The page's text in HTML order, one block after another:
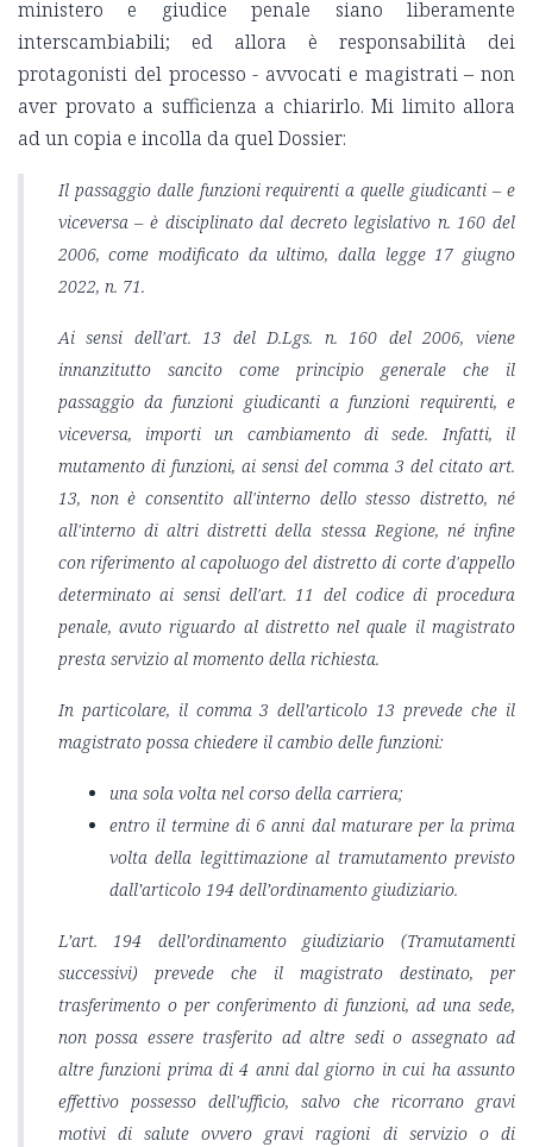
ministero e giudice penale siano liberamente
interscambiabili; ed allora è responsabilità dei
protagonisti del processo - avvocati e magistrati – non
aver provato a sufficienza a chiarirlo. Mi limito allora
ad un copia e incolla da quel Dossier:
Il passaggio dalle funzioni requirenti a quelle giudicanti – e
viceversa – è disciplinato dal decreto legislativo n. 160 del
2006, come modificato da ultimo, dalla legge 17 giugno
2022, n. 71.
Ai sensi dell'art. 13 del D.Lgs. n. 160 del 2006, viene
innanzitutto sancito come principio generale che il
passaggio da funzioni giudicanti a funzioni requirenti, e
viceversa, importi un cambiamento di sede. Infatti, il
mutamento di funzioni, ai sensi del comma 3 del citato art.
13, non è consentito all'interno dello stesso distretto, né
all'interno di altri distretti della stessa Regione, né infine
con riferimento al capoluogo del distretto di corte d'appello
determinato ai sensi dell'art. 11 del codice di procedura
penale, avuto riguardo al distretto nel quale il magistrato
presta servizio al momento della richiesta.
In particolare, il comma 3 dell’articolo 13 prevede che il
magistrato possa chiedere il cambio delle funzioni:
una sola volta nel corso della carriera;
entro il termine di 6 anni dal maturare per la prima
volta della legittimazione al tramutamento previsto
dall’articolo 194 dell’ordinamento giudiziario.
L’art. 194 dell’ordinamento giudiziario (Tramutamenti
successivi) prevede che il magistrato destinato, per
trasferimento o per conferimento di funzioni, ad una sede,
non possa essere trasferito ad altre sedi o assegnato ad
altre funzioni prima di 4 anni dal giorno in cui ha assunto
effettivo possesso dell'ufficio, salvo che ricorrano gravi
motivi di salute ovvero gravi ragioni di servizio o di